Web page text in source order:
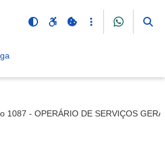
1087 - OPERÁRIO DE SERVIÇOS